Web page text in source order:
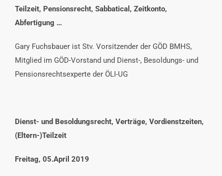
Teilzeit, Pensionsrecht, Sabbatical, Zeitkonto,
Abfertigung …
Gary Fuchsbauer ist Stv. Vorsitzender der GÖD BMHS,
Mitglied im GÖD-Vorstand und Dienst-, Besoldungs- und
Pensionsrechtsexperte der ÖLI-UG
Dienst- und Besoldungsrecht, Verträge, Vordienstzeiten,
(Eltern-)Teilzeit
Freitag, 05.April 2019